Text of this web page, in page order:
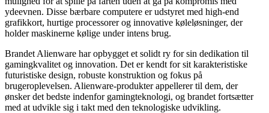
ydeevnen. Disse bærbare computere er udstyret med high-end
grafikkort, hurtige processorer og innovative køleløsninger, der
holder maskinerne kølige under intens brug.
Brandet Alienware har opbygget et solidt ry for sin dedikation til
gamingkvalitet og innovation. Det er kendt for sit karakteristiske
futuristiske design, robuste konstruktion og fokus på
brugeroplevelsen. Alienware-produkter appellerer til dem, der
ønsker det bedste indenfor gamingteknologi, og brandet fortsætter
med at udvikle sig i takt med den teknologiske udvikling.